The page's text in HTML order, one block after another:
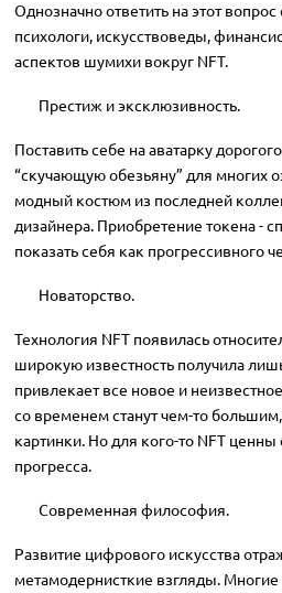
Однозначно ответить на этот
психологи, искусствоведы,
аспектов шумихи вокруг NFT.
Престиж и эксклюзивность.
Поставить себе на аватарку
“скучающую обезьяну” для многих
модный костюм из последней
дизайнера. Приобретение токена -
показать себя как прогрессивного
Новаторство.
Технология NFT появилась
широкую известность получила
привлекает все новое и
со временем станут чем-то
картинки. Но для кого-то NFT
прогресса.
Современная философия.
Развитие цифрового искусства
метамодернисткие взгляды.